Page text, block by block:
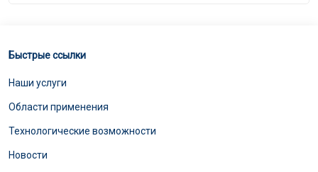
Быстрые ссылки
Наши услуги
Области применения
Технологические возможности
Новости